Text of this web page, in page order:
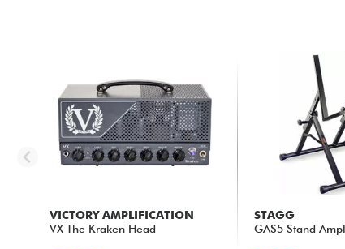
VICTORY AMPLIFICATION
VX The Kraken Head
STAGG
GAS5 Stand